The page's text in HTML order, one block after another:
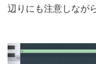
辺りにも注意しなが